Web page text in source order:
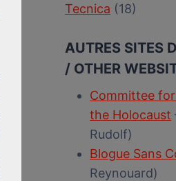
Tecnica (18)
AUTRES SITES
/ OTHER
Committee
the Holocaust
Rudolf)
Blogue Sans
Reynouard)